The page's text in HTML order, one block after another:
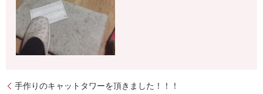
手作りのキャットタワーを頂きました！！！